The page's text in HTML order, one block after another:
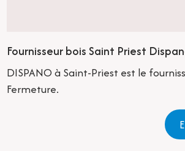
Fournisseur bois Saint Priest
DISPANO à Saint-Priest est le
Fermeture.